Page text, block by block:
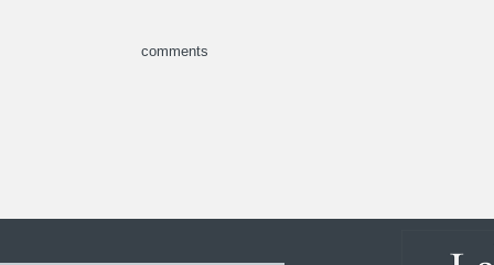
comments